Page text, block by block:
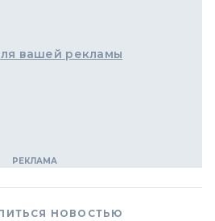
вашей рекламы
НОВОСТЬЮ